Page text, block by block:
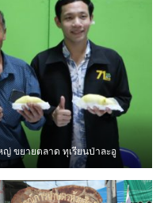
ขยายตลาด ทุเรียนป่าละอู